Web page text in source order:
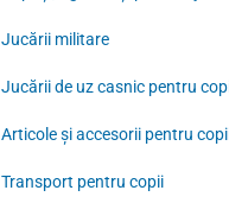
Jucării militare
Jucării de uz casnic pentru
Articole şi accesorii pentru
Transport pentru copii